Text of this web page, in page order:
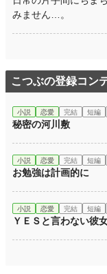
累計ポイント
みません…。
こつぶの登録コン
小説 恋愛 完結 短編
秘密の河川敷
小説 恋愛 完結 短編
お勉強は計画的に
小説 恋愛 完結 短編
ＹＥＳと言わない彼